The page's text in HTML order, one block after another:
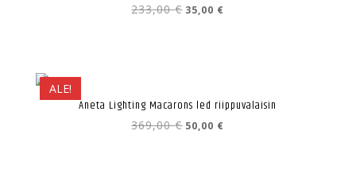
233,00€ Alkuperäinen
hinta
35,00 €
ALE!
Aneta Lighting Macarons led riippuvalaisin
369,00€ Alkuperäinen
hinta
50,00 €